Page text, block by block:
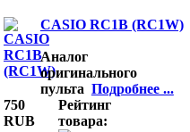
CASIO RC1B (RC1W)
Аналог
оригинального
пульта Подробнее ...
750
RUB
Рейтинг
товара: